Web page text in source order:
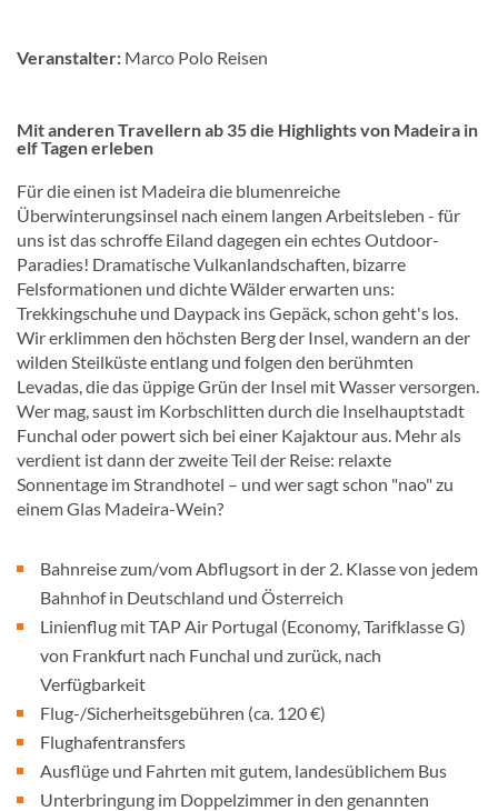
Veranstalter: Marco Polo Reisen
Mit anderen Travellern ab 35 die Highlights von Madeira in
elf Tagen erleben
Für die einen ist Madeira die blumenreiche
Überwinterungsinsel nach einem langen Arbeitsleben - für
uns ist das schroffe Eiland dagegen ein echtes Outdoor-
Paradies! Dramatische Vulkanlandschaften, bizarre
Felsformationen und dichte Wälder erwarten uns:
Trekkingschuhe und Daypack ins Gepäck, schon geht's los.
Wir erklimmen den höchsten Berg der Insel, wandern an der
wilden Steilküste entlang und folgen den berühmten
Levadas, die das üppige Grün der Insel mit Wasser versorgen.
Wer mag, saust im Korbschlitten durch die Inselhauptstadt
Funchal oder powert sich bei einer Kajaktour aus. Mehr als
verdient ist dann der zweite Teil der Reise: relaxte
Sonnentage im Strandhotel – und wer sagt schon "nao" zu
einem Glas Madeira-Wein?
Bahnreise zum/vom Abflugsort in der 2. Klasse von jedem
Bahnhof in Deutschland und Österreich
Linienflug mit TAP Air Portugal (Economy, Tarifklasse G)
von Frankfurt nach Funchal und zurück, nach
Verfügbarkeit
Flug-/Sicherheitsgebühren (ca. 120 €)
Flughafentransfers
Ausflüge und Fahrten mit gutem, landesüblichem Bus
Unterbringung im Doppelzimmer in den genannten